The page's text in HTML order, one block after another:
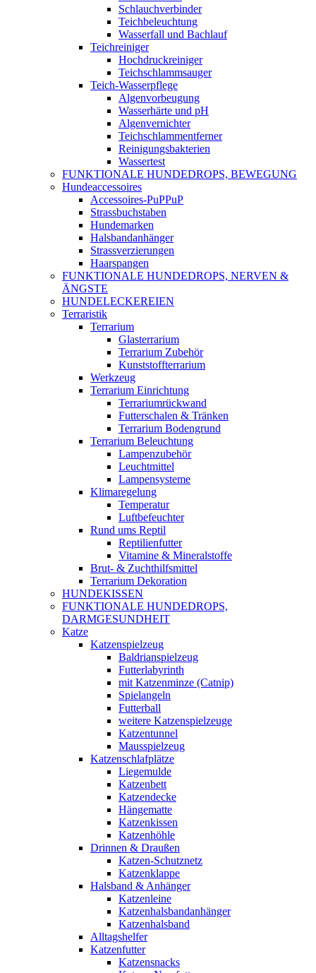
Schlauchverbinder
Teichbeleuchtung
Wasserfall und Bachlauf
Teichreiniger
Hochdruckreiniger
Teichschlammsauger
Teich-Wasserpflege
Algenvorbeugung
Wasserhärte und pH
Algenvernichter
Teichschlammentferner
Reinigungsbakterien
Wassertest
FUNKTIONALE HUNDEDROPS, BEWEGUNG
Hundeaccessoires
Accessoires-PuPPuP
Strassbuchstaben
Hundemarken
Halsbandanhänger
Strassverzierungen
Haarspangen
FUNKTIONALE HUNDEDROPS, NERVEN &
ÄNGSTE
HUNDELECKEREIEN
Terraristik
Terrarium
Glasterrarium
Terrarium Zubehör
Kunststoffterrarium
Werkzeug
Terrarium Einrichtung
Terrariumrückwand
Futterschalen & Tränken
Terrarium Bodengrund
Terrarium Beleuchtung
Lampenzubehör
Leuchtmittel
Lampensysteme
Klimaregelung
Temperatur
Luftbefeuchter
Rund ums Reptil
Reptilienfutter
Vitamine & Mineralstoffe
Brut- & Zuchthilfsmittel
Terrarium Dekoration
HUNDEKISSEN
FUNKTIONALE HUNDEDROPS,
DARMGESUNDHEIT
Katze
Katzenspielzeug
Baldrianspielzeug
Futterlabyrinth
mit Katzenminze (Catnip)
Spielangeln
Futterball
weitere Katzenspielzeuge
Katzentunnel
Mausspielzeug
Katzenschlafplätze
Liegemulde
Katzenbett
Katzendecke
Hängematte
Katzenkissen
Katzenhöhle
Drinnen & Draußen
Katzen-Schutznetz
Katzenklappe
Halsband & Anhänger
Katzenleine
Katzenhalsbandanhänger
Katzenhalsband
Alltagshelfer
Katzenfutter
Katzensnacks